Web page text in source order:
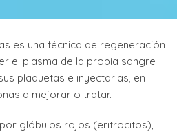
es una técnica de regeneración
el plasma de la propia sangre
plaquetas e inyectarlas, en
a mejorar o tratar.
glóbulos rojos (eritrocitos),